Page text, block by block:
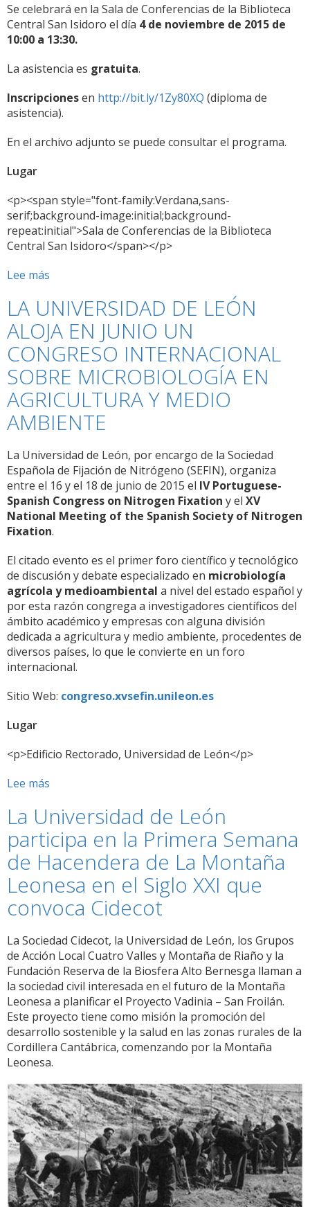
Se celebrará en la Sala de Conferencias de la Biblioteca
Central San Isidoro el día 4 de noviembre de 2015 de
10:00 a 13:30.
La asistencia es gratuita.
Inscripcionesen http://bit.ly/1Zy80XQ (diploma de
asistencia).
En el archivo adjunto se puede consultar el programa.
Lugar
<p><span style="font-family:Verdana,sans-
serif;background-image:initial;background-
repeat:initial">Sala de Conferencias de la Biblioteca
Central San Isidoro</span></p>
Lee más
Jornada
sobre
Proyectos
migratorios
en
Europa:
Derechos
y
Oportunidades
LA UNIVERSIDAD DE LEÓN
ALOJA EN JUNIO UN
CONGRESO INTERNACIONAL
SOBRE MICROBIOLOGÍA EN
AGRICULTURA Y MEDIO
AMBIENTE
La Universidad de León, por encargo de la Sociedad
Española de Fijación de Nitrógeno (SEFIN), organiza
entre el 16 y el 18 de junio de 2015 el IV Portuguese-
Spanish Congress on Nitrogen Fixation y el XV
National Meeting of the Spanish Society of Nitrogen
Fixation.
El citado evento es el primer foro científico y tecnológico
de discusión y debate especializado en microbiología
agrícola y medioambiental a nivel del estado español y
por esta razón congrega a investigadores científicos del
ámbito académico y empresas con alguna división
dedicada a agricultura y medio ambiente, procedentes de
diversos países, lo que le convierte en un foro
internacional.
Sitio Web: congreso.xvsefin.unileon.es
Lugar
<p>Edificio Rectorado, Universidad de León</p>
Lee más
UNIVERSIDAD
DE
LEÓN
ALOJA
EN
JUNIO
UN
CONGRESO
INTERNACIONAL
SOBRE
MICROBIOLOGÍA
EN
AGRICULTURA
Y
MEDIO
AMBIENTE
La Universidad de León
participa en la Primera Semana
de Hacendera de La Montaña
Leonesa en el Siglo XXI que
convoca Cidecot
La Sociedad Cidecot, la Universidad de León, los Grupos
de Acción Local Cuatro Valles y Montaña de Riaño y la
Fundación Reserva de la Biosfera Alto Bernesga llaman a
la sociedad civil interesada en el futuro de la Montaña
Leonesa a planificar el Proyecto Vadinia – San Froilán.
Este proyecto tiene como misión la promoción del
desarrollo sostenible y la salud en las zonas rurales de la
Cordillera Cantábrica, comenzando por la Montaña
Leonesa.